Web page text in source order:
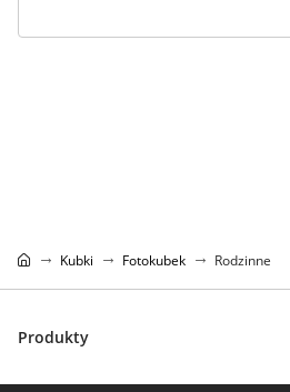
Kubki Fotokubek Rodzinne
Produkty